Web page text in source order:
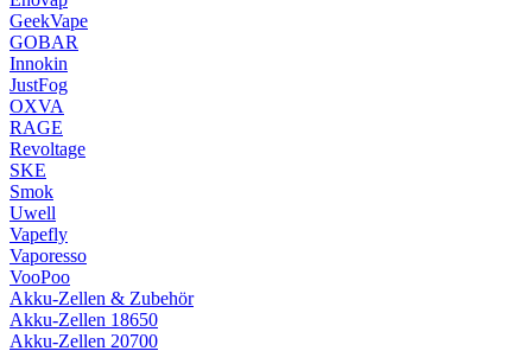
GeekVape
GOBAR
Innokin
JustFog
OXVA
RAGE
Revoltage
SKE
Smok
Uwell
Vapefly
Vaporesso
VooPoo
Akku-Zellen & Zubehör
Akku-Zellen 18650
Akku-Zellen 20700